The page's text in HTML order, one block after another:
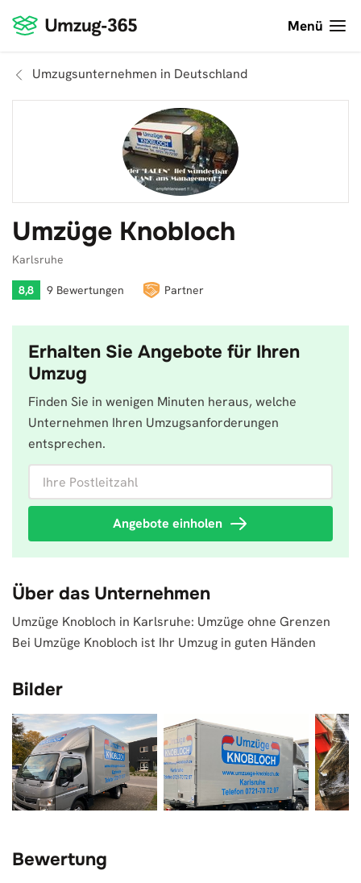
Menü
Umzugsunternehmen in Deutschland
Umzüge Knobloch
Karlsruhe
8,8 9 Bewertungen Partner
Erhalten Sie Angebote für Ihren
Umzug
Finden Sie in wenigen Minuten heraus, welche
Unternehmen Ihren Umzugsanforderungen
entsprechen.
Angebote einholen
Über das Unternehmen
Umzüge Knobloch in Karlsruhe: Umzüge ohne Grenzen
Bei Umzüge Knobloch ist Ihr Umzug in guten Händen
Bilder
Bewertung